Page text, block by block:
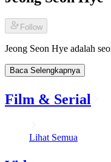
Follow
Jeong Seon Hye adalah
Baca Selengkapnya
Film & Serial
Lihat Semua